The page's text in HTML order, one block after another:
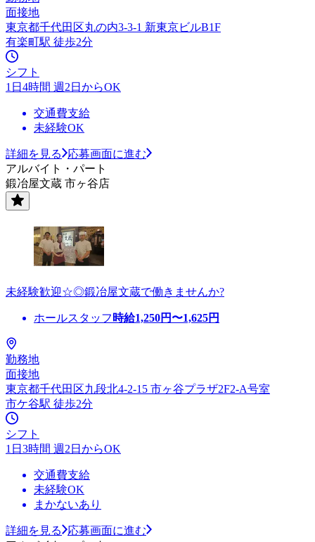
面接地
東京都千代田区丸の内3-3-1 新東京ビルB1F
有楽町駅 徒歩2分
シフト
1日4時間 週2日からOK
交通費支給
未経験OK
詳細を見る
応募画面に進む
アルバイト・パート
鍛冶屋文蔵 市ヶ谷店
未経験歓迎☆◎鍛冶屋文蔵で働きませんか?
ホールスタッフ 時給1,250円〜1,625円
勤務地
面接地
東京都千代田区九段北4-2-15 市ヶ谷プラザ2F2-A号室
市ケ谷駅 徒歩2分
シフト
1日3時間 週2日からOK
交通費支給
未経験OK
まかないあり
詳細を見る
応募画面に進む